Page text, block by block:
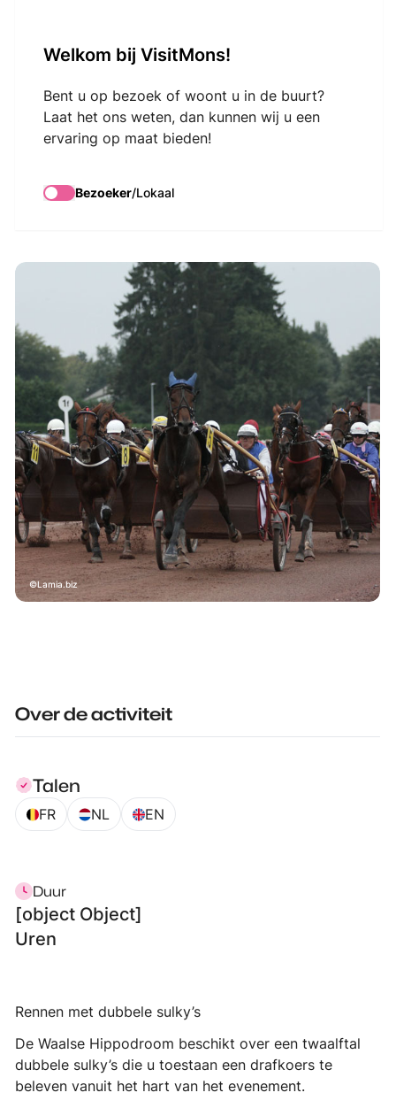
Welkom bij VisitMons!
Bent u op bezoek of woont u in de buurt?
Laat het ons weten, dan kunnen wij u een
ervaring op maat bieden!
Bezoeker/Lokaal
Rennen met
dubbele sulky’s
Lamia.biz
Over de activiteit
Talen
FR NL EN
Duur
[object Object]
Uren
Rennen met dubbele sulky’s
De Waalse Hippodroom beschikt over een twaalftal
dubbele sulky’s die u toestaan een drafkoers te
beleven vanuit het hart van het evenement.